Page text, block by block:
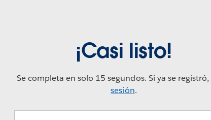
¡Casi listo!
Se completa en solo 15 segundos. Si ya se registró,
sesión.